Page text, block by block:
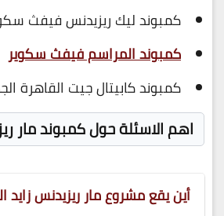
كمبوند ليك ريزيدنس فيفث
كمبوند المراسم فيفث سكوير
كمبوند كابيتال جيت القاهرة
اهم الاسئلة حول كمبوندمار
أين يقع مشروع مار ريزيدنس زايد